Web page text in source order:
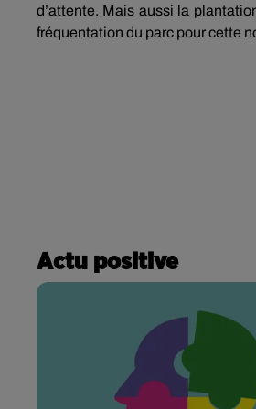
d’attente. Mais aussi la
fréquentation du parc pour cette
Actu positive